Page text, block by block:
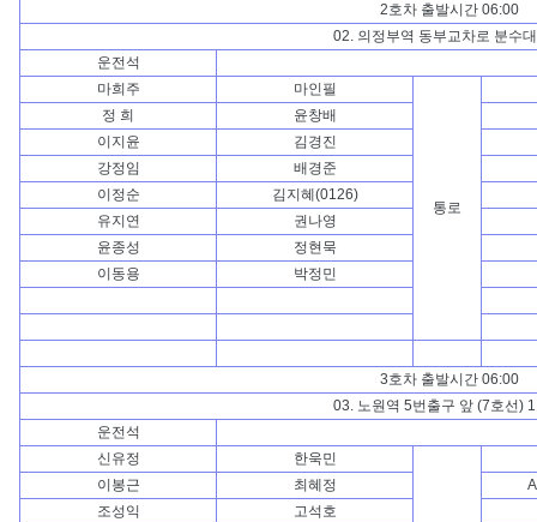
2호차 출발시간 06:00
02. 의정부역 동부교차로 분수
운전석
마희주
마인필
통로
정 희
윤창배
이지윤
김경진
강정임
배경준
이정순
김지혜(0126)
유지연
권나영
윤종성
정현묵
이동용
박정민
3호차 출발시간 06:00
03. 노원역 5번출구 앞 (7호선)
운전석
신유정
한욱민
이봉근 최혜정
조성익
고석호